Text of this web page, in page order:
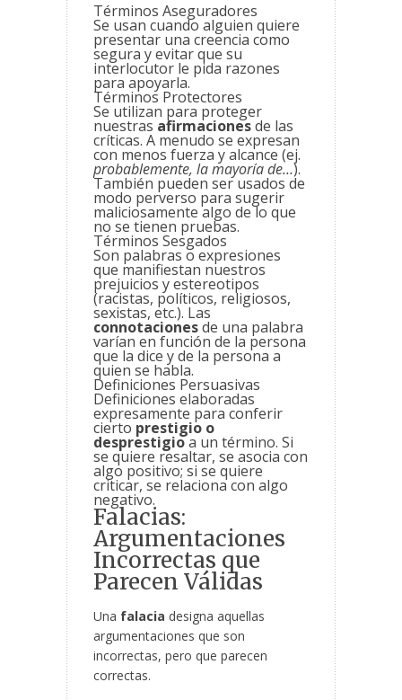
Términos Aseguradores
Se usan cuando alguien quiere
presentar una creencia como
segura y evitar que su
interlocutor le pida razones
para apoyarla.
Términos Protectores
Se utilizan para proteger
nuestras afirmacionesde las
críticas. A menudo se expresan
con menos fuerza y alcance (ej.
probablemente, la mayoría de…).
También pueden ser usados de
modo perverso para sugerir
maliciosamente algo de lo que
no se tienen pruebas.
Términos Sesgados
Son palabras o expresiones
que manifiestan nuestros
prejuicios y estereotipos
(racistas, políticos, religiosos,
sexistas, etc.). Las
connotacionesde una palabra
varían en función de la persona
que la dice y de la persona a
quien se habla.
Definiciones Persuasivas
Definiciones elaboradas
expresamente para conferir
cierto prestigio o
desprestigioa un término. Si
se quiere resaltar, se asocia con
algo positivo; si se quiere
criticar, se relaciona con algo
negativo.
Falacias:
Argumentaciones
Incorrectas que
Parecen Válidas
Una falacia designa aquellas
argumentaciones que son
incorrectas, pero que parecen
correctas.